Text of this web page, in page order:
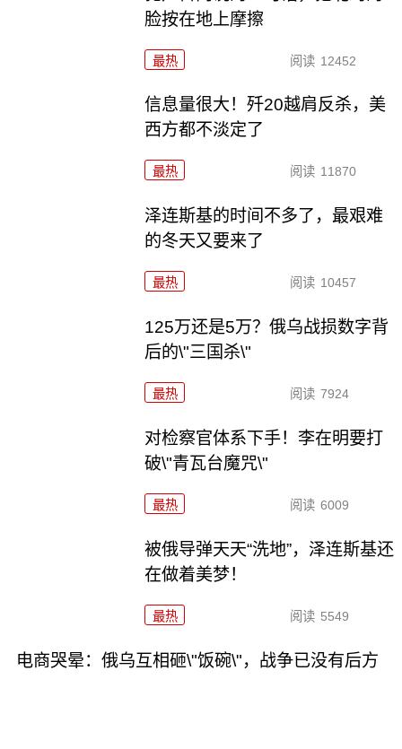
脸按在地上摩擦
最热 阅读 12452
信息量很大！歼20越肩反杀，美
西方都不淡定了
最热 阅读 11870
泽连斯基的时间不多了，最艰难
的冬天又要来了
最热 阅读 10457
125万还是5万？俄乌战损数字背
后的\"三国杀\"
最热 阅读 7924
对检察官体系下手！李在明要打
破\"青瓦台魔咒\"
最热 阅读 6009
被俄导弹天天“洗地”，泽连斯基还
在做着美梦！
最热 阅读 5549
电商哭晕：俄乌互相砸\"饭碗\"，战争已没有后方